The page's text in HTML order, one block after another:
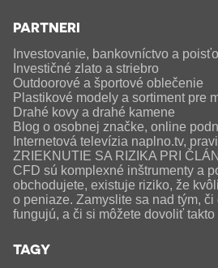
PARTNERI
Investovanie, bankovníctvo a
Investičné zlato a striebro
Outdoorové a športové oblečenie
Plastikové modely a sortiment pre
Drahé kovy a drahé kamene
Blog o osobnej značke, online
Internetová televízia naplno.tv,
ZRIEKNUTIE SA RIZIKA PRI
CFD sú komplexné inštrumenty a
obchodujete, existuje riziko, že
o peniaze. Zamyslite sa nad tým,
fungujú, a či si môžete dovoliť takto
TAGY